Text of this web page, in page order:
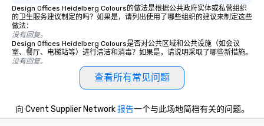
Design Offices Heidelberg Colours的做法是根据公共政府实体或私营组织
的卫生服务建议制定的吗？如果是，请列出使用了哪些组织的建议来制定这些
做法：
没有回复。
Design Offices Heidelberg Colours是否对公共区域和公共设施（如会议
室、餐厅、电梯站等）进行清洁和消毒？如果是，请说明采取了哪些新措施。
没有回复。
查看所有常见问题
向 Cvent Supplier Network报告一个与此场地简档有关的问题。